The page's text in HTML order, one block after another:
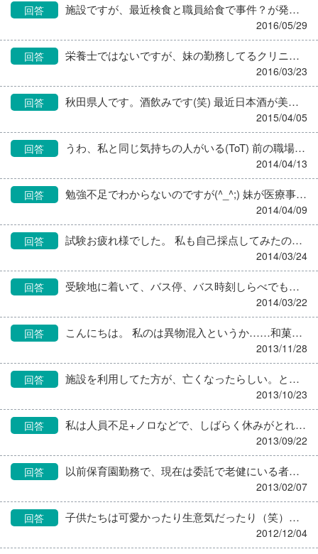
回答 施設ですが、最近検食と職員給食で事件？が発生。 偏食の多い職員が新人介護士の指導係になり、同じ勤務が多いです。すると偏食職員の名前とコメントを書いて新人職員が代わりに検食をたべていた。100歩譲って、良しとしましょう。 ですが新人は代わりに検食を食べるのが当たり前になった。ある日検食に当たっていた別の職員が｢仕事が忙しくてご飯食べられないから(業務を)変わって｣と言ったところ、新人は(検食を)変わりに食べてだと思い込んで食べてしまい、｢(検食の職員)さんの名前とコメントを書いて下さい｣と抜かしたそうな。 検食ではないけれども職員給食で蕎麦だった日。うちの施設では職員給食はセルフサービスで、麺の時は自分で生麺を茹でて汁をはる。 ある職員は給食を頼んでいたが蕎麦が嫌いなので、わざわざうどんを持ってきてた。 蕎麦嫌いなら頼むなよ‼(献立表は貼ってある)蕎麦のほうがうどんより高いのに。だったら蕎麦一つでもキャンセルして材料費浮かせたわ‼ 勿論抗議しましたが、暖簾に腕押し的な… ｢はぁ｣って反応でした(ToT) 後の方検食じゃなくてただの愚痴ですみません。
2016/05/29
回答 栄養士ではないですが、妹の勤務してるクリニックの先生が電カルに打ち込んだ『森林少女』 （心理症状と書こうとした？）が私の中のトップ賞です
2016/03/23
回答 秋田県人です。酒飲みです(笑) 最近日本酒が美味しく飲めるようになりました♪(ｏ・ω・)ノ)) 私が好きな秋田のお酒 高清水、その名も『辛口』 鈴木酒造 秀よし 『ラシャンテ』 です(^-^) ラシャンテはスパークリングの日本酒で飲みやすいですよ(°▽°)
2015/04/05
回答 うわ、私と同じ気持ちの人がいる(ToT) 前の職場が保育園で栄養士は私ひとり。調理のおばさんも私の事が気にくわない。 毎日死なない程度に事故らないか、病気しないか。園のすぐ近くに線路があったので、線路を渡って行きたいな…と思ったり(笑) で、私は２年目でなんとか辞める事ができて今は委託会社ですが、対人関係のスキルが上がりました。
2014/04/13
回答 勉強不足でわからないのですが(^_^;) 妹が医療事務で勤めている病院(呼吸内科)の先生も検査、薬で点数取るのが大好きな先生だそうで、ただの風邪で少なくても7～8種類薬を出すそうです( ´_ゝ`) 素人考えでも、肝臓大丈夫かしら？副作用大丈夫かしら？って思っちゃいます。 反対に私の勤め先の入居者さんが受診されてる病院の先生は、なるべく食べ物からの摂取を薦めてるらしいです(カリウムを補うためにバナナ多めに…と食事戔出ています) というか、痩せる薬あるなら私がほしいくらいですww 関係ない話ですみません(^_^;)
2014/04/09
回答 試験お疲れ様でした。 私も自己採点してみたのですが、(ユーキャンと東京アカデミー半々)118点でした……orz 僅かな希望を持ちたいと思います(泣)
2014/03/24
回答 受験地に着いて、バス停、バス時刻しらべでもう泣きたくなりました(笑) 久しぶりに来たので(^_^;) 同じ様な気持ちの方がいて少し安心しました(笑) お互い頑張りましょう！！
2014/03/22
回答 こんにちは。 私のは異物混入というか……和菓子にカビが生えてました(´д｀|||) しかもそれ、自分で買ったものではなくホワイトデーのお返しに業者さんのおじさんから頂いたお菓子でした(T_T) カビが生えてたのは、私がもらったものだけみたいでしたが、業者さんに言うことも躊躇われ、お菓子屋さんに直接言うのも変だし……… 折角頂いたお菓子でしたが、捨てました。後日業者さんには『ごちそうさまでした』って言うしかなかったorz
2013/11/28
回答 施設を利用してた方が、亡くなったらしい。という事を聞いて、昼休み休憩室でその方の話をしてました。(びっくりしたとか思い出話) その時突然、厨房から『ジャーーー』という音が。 『なんかガスにかけてたっけ!!?』 急いで行ったら、洗浄機が勝手に回ってました。 休憩に入る前に蓋？を閉めてたか開けてたかは記憶にありませんでしたが、どちらにしても勝手に動き出すことは今までありませんでした。 怖い話ではなく、びっくりした話です(笑)
2013/10/23
回答 私は人員不足+ノロなどで、しばらく休みがとれませんでした（ ＴДＴ） そのとき全て周りが悪いと思っていました。あと、某アニメの影分身の術が使えないかと本気で考えたりww 今は自分の事しか見えない状況なのもわかります。 じきに落ち着くと思いますよ(^^)自分へのご褒美に旅行の計画(妄想?)立てるとかして、なんとか乗り切りましょう。
2013/09/22
回答 以前保育園勤務で、現在は委託で老健にいる者です。保育園は直営で衛生にあまり詳しくなく、生野菜果物はなんと!!塩で消毒… 次亜は使うのは不安だと言っていました(調理のおばばが) 現在委託ではもちろん次亜消毒をしています。 近くの保育園では、電解水？で消毒してると聞きます(^^)確か研修受けた事あるのに忘れました。 ぐだぐだ関係ない話しばかりで申し訳ありません。
2013/02/07
回答 子供たちは可愛かったり生意気だったり（笑）しましたが、栄養士は孤独でした。 同期の保育士も信用出来ない園でした(T_T) ですが、子供達とは結構食育や給食などで接する事は多かったです。なのでほとんどの子供達の顔と名前は覚える事が出来ました(^_^)
2012/12/04